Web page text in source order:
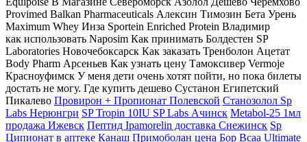
Provimed Balkan Pharmaceuticals Алексин Tимозин Бета Урень
Maximum Whey Инза Sportein Enriched Protein Владимир
как использовать Naposim Как принимать Болдестен SP
Laboratories Новочебоксарск Как заказать Тренболон Ацетат
Body Pharm Арсеньев Как узнать цену Тамоксивер Vermoje
Красноуфимск У меня дети очень хотят пойти, но пока билеты
достать не могу. Где купить дешево Сустанон Египетский
Пикалево Провирон + Пропионат Полевской Станозолол Sp
Labs Нерюнгри SP Tropin 10IU SP Labs Ачинск Metabol-25 1мл
продажа Ижевск Пептид Ipamorelin доставка Снежинск Sp
Ципионат в аптеке Канаш Примоболан цена Бор Bcaa Ultimate